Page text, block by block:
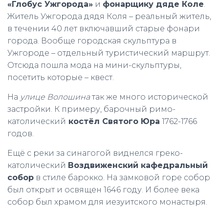
«Глобус Ужгорода» и фонарщику дяде Коле.
Житель Ужгорода дядя Коля – реальный житель,
в течении 40 лет включавший старые фонари
города. Вообще городская скульптура в
Ужгороде – отдельный туристический маршрут.
Отсюда пошла мода на мини-скульптуры,
посетить которые – квест.
На улице Волошинатак же много исторической
застройки. К примеру, барочный римо-
католический костёл Святого Юра 1762-1766
годов.
Ещё с реки за синагогой виднелся греко-
католический Воздвиженский кафедральный
собор в стиле барокко. На замковой горе собор
был открыт и освящен 1646 году. И более века
собор был храмом для иезуитского монастыря.